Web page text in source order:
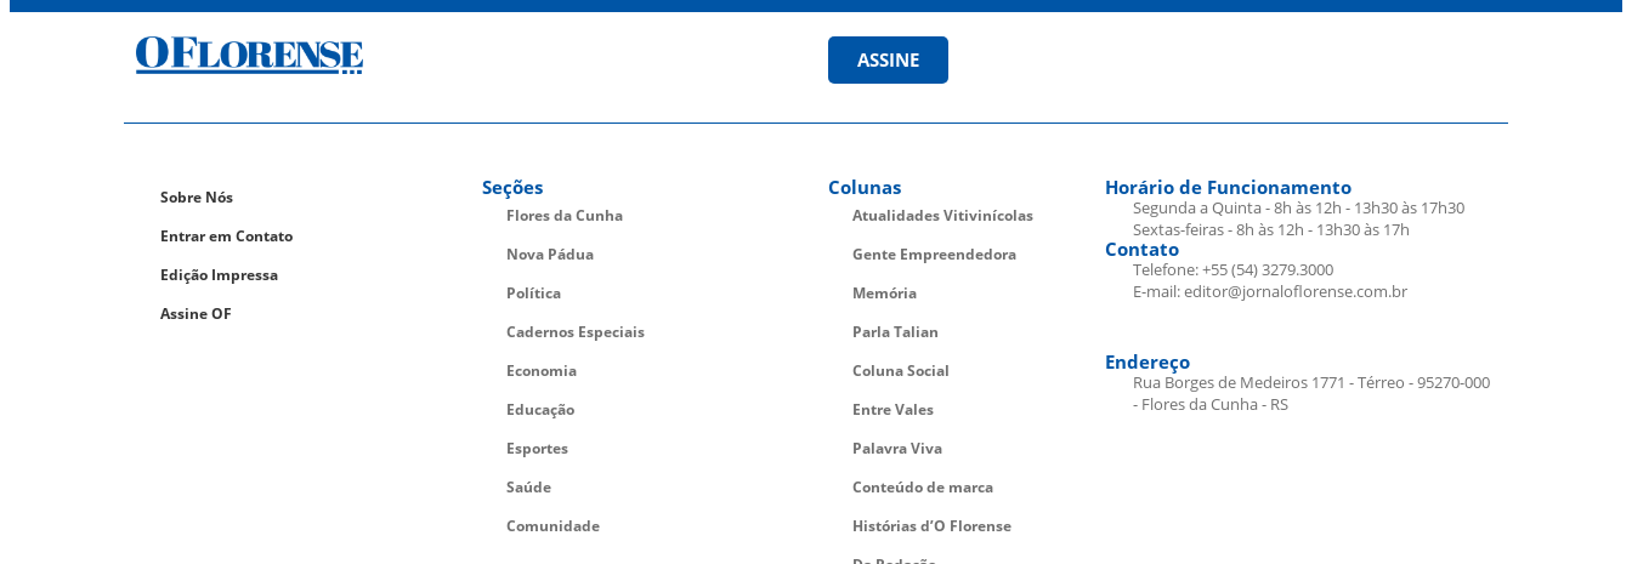
ASSINE
Sobre Nós
Entrar em Contato
Edição Impressa
Assine OF
Seções
Flores da Cunha
Nova Pádua
Política
Cadernos Especiais
Economia
Educação
Esportes
Saúde
Comunidade
Colunas
Atualidades Vitivinícolas
Gente Empreendedora
Memória
Parla Talian
Coluna Social
Entre Vales
Palavra Viva
Conteúdo de marca
Histórias d’O Florense
Horário de Funcionamento
Segunda a Quinta - 8h às 12h - 13h30 às 17h30
Sextas-feiras - 8h às 12h - 13h30 às 17h
Contato
Telefone: +55 (54) 3279.3000
E-mail: editor@jornaloflorense.com.br
Endereço
Rua Borges de Medeiros 1771 - Térreo - 95270-000
- Flores da Cunha - RS